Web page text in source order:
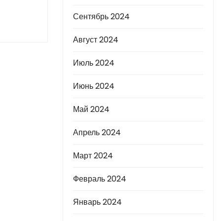
Сентябрь 2024
Август 2024
Июль 2024
Июнь 2024
Май 2024
Апрель 2024
Март 2024
Февраль 2024
Январь 2024